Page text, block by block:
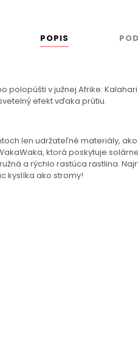
POPIS
polopúšti v južnej Afrike:
efekt vďaka prútiu.
len udržateľné materiály,
ktorá poskytuje
a rýchlo rastúca rastlina.
kyslíka ako stromy!